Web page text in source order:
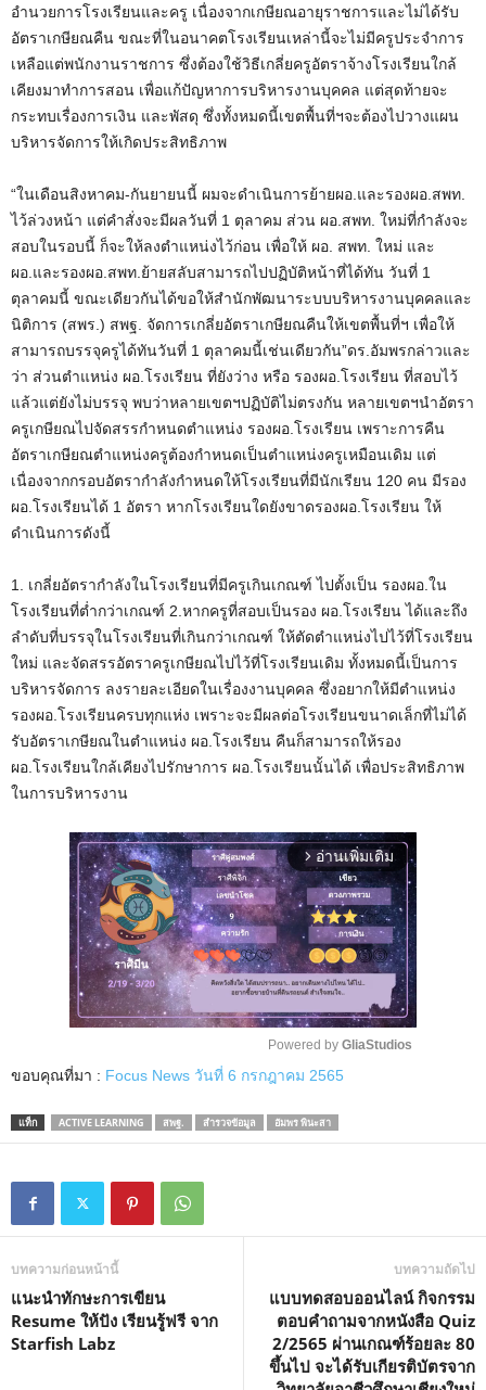
อำนวยการโรงเรียนและครู เนื่องจากเกษียณอายุราชการและไม่ได้รับ
อัตราเกษียณคืน ขณะที่ในอนาคตโรงเรียนเหล่านี้จะไม่มีครูประจำการ
เหลือแต่พนักงานราชการ ซึ่งต้องใช้วิธีเกลี่ยครูอัตราจ้างโรงเรียนใกล้
เคียงมาทำการสอน เพื่อแก้ปัญหาการบริหารงานบุคคล แต่สุดท้ายจะ
กระทบเรื่องการเงิน และพัสดุ ซึ่งทั้งหมดนี้เขตพื้นที่ฯจะต้องไปวางแผน
บริหารจัดการให้เกิดประสิทธิภาพ
“ในเดือนสิงหาคม-กันยายนนี้ ผมจะดำเนินการย้ายผอ.และรองผอ.สพท.
ไว้ล่วงหน้า แต่คำสั่งจะมีผลวันที่ 1 ตุลาคม ส่วน ผอ.สพท. ใหม่ที่กำลังจะ
สอบในรอบนี้ ก็จะให้ลงตำแหน่งไว้ก่อน เพื่อให้ ผอ. สพท. ใหม่ และ
ผอ.และรองผอ.สพท.ย้ายสลับสามารถไปปฏิบัติหน้าที่ได้ทัน วันที่ 1
ตุลาคมนี้ ขณะเดียวกันได้ขอให้สำนักพัฒนาระบบบริหารงานบุคคลและ
นิติการ (สพร.) สพฐ. จัดการเกลี่ยอัตราเกษียณคืนให้เขตพื้นที่ฯ เพื่อให้
สามารถบรรจุครูได้ทันวันที่ 1 ตุลาคมนี้เช่นเดียวกัน”ดร.อัมพรกล่าวและ
ว่า ส่วนตำแหน่ง ผอ.โรงเรียน ที่ยังว่าง หรือ รองผอ.โรงเรียน ที่สอบไว้
แล้วแต่ยังไม่บรรจุ พบว่าหลายเขตฯปฏิบัติไม่ตรงกัน หลายเขตฯนำอัตรา
ครูเกษียณไปจัดสรรกำหนดตำแหน่ง รองผอ.โรงเรียน เพราะการคืน
อัตราเกษียณตำแหน่งครูต้องกำหนดเป็นตำแหน่งครูเหมือนเดิม แต่
เนื่องจากกรอบอัตรากำลังกำหนดให้โรงเรียนที่มีนักเรียน 120 คน มีรอง
ผอ.โรงเรียนได้ 1 อัตรา หากโรงเรียนใดยังขาดรองผอ.โรงเรียน ให้
ดำเนินการดังนี้
1. เกลี่ยอัตรากำลังในโรงเรียนที่มีครูเกินเกณฑ์ ไปตั้งเป็น รองผอ.ใน
โรงเรียนที่ต่ำกว่าเกณฑ์ 2.หากครูที่สอบเป็นรอง ผอ.โรงเรียน ได้และถึง
ลำดับที่บรรจุในโรงเรียนที่เกินกว่าเกณฑ์ ให้ตัดตำแหน่งไปไว้ที่โรงเรียน
ใหม่ และจัดสรรอัตราครูเกษียณไปไว้ที่โรงเรียนเดิม ทั้งหมดนี้เป็นการ
บริหารจัดการ ลงรายละเอียดในเรื่องงานบุคคล ซึ่งอยากให้มีตำแหน่ง
รองผอ.โรงเรียนครบทุกแห่ง เพราะจะมีผลต่อโรงเรียนขนาดเล็กที่ไม่ได้
รับอัตราเกษียณในตำแหน่ง ผอ.โรงเรียน คืนก็สามารถให้รอง
ผอ.โรงเรียนใกล้เคียงไปรักษาการ ผอ.โรงเรียนนั้นได้ เพื่อประสิทธิภาพ
ในการบริหารงาน
arrow_forward_ios อ่านเพิ่มเติม
Powered by GliaStudios
ขอบคุณที่มา : Focus News วันที่ 6 กรกฎาคม 2565
แท็ก ACTIVE LEARNING สพฐ. สำรวจข้อมูล อัมพร พินะสา
บทความก่อนหน้านี้
แนะนำทักษะการเขียน
Resume ให้ปัง เรียนรู้ฟรี จาก
Starfish Labz
บทความถัดไป
แบบทดสอบออนไลน์ กิจกรรม
ตอบคำถามจากหนังสือ Quiz
2/2565 ผ่านเกณฑ์ร้อยละ 80
ขึ้นไป จะได้รับเกียรติบัตรจาก